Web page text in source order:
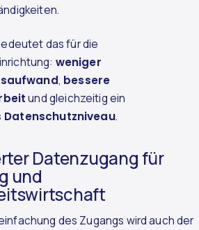
das für die
weniger
, bessere
und gleichzeitig ein
Datenschutzniveau.
Datenzugang für
und
des Zugangs wird auch der